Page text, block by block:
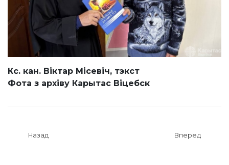
Кс. кан. Віктар Місевіч, тэкст
Фота з архіву Карытас Віцебск
Назад Вперед